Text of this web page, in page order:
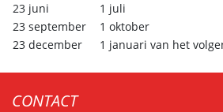
23 juni
1 juli
23 september
1 oktober
23 december
1 januari van het
CONTACT